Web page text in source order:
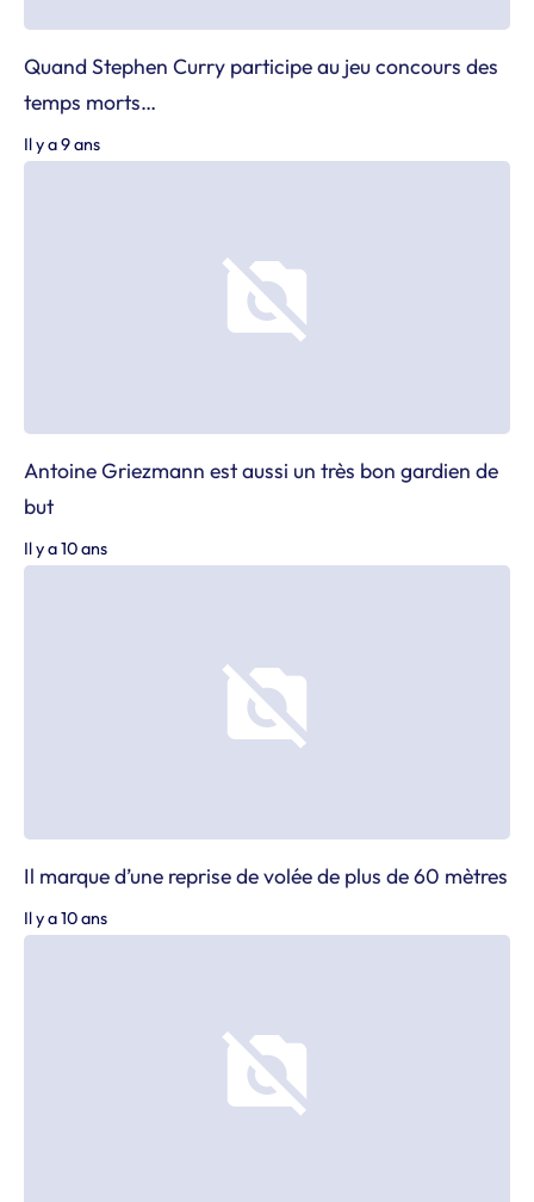
Quand Stephen Curry participe au jeu concours des
temps morts…
Il y a 9 ans
Antoine Griezmann est aussi un très bon gardien de
but
Il y a 10 ans
Il marque d’une reprise de volée de plus de 60 mètres
Il y a 10 ans